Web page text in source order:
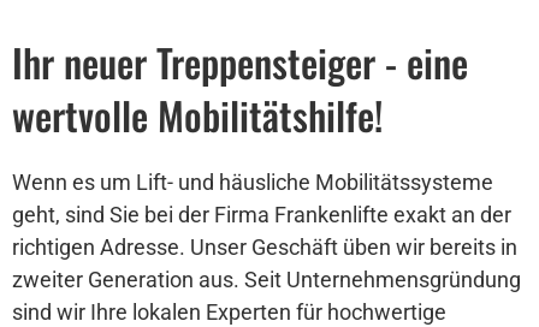
Ihr neuer Treppensteiger - eine
wertvolle Mobilitätshilfe!
Wenn es um Lift- und häusliche Mobilitätssysteme
geht, sind Sie bei der Firma Frankenlifte exakt an der
richtigen Adresse. Unser Geschäft üben wir bereits in
zweiter Generation aus. Seit Unternehmensgründung
sind wir Ihre lokalen Experten für hochwertige